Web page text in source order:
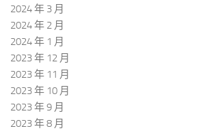
2024 年 3 月
2024 年 2 月
2024 年 1 月
2023 年 12 月
2023 年 11 月
2023 年 10 月
2023 年 9 月
2023 年 8 月